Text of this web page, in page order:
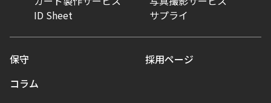
ID Sheet
サプライ
保守
コラム
採用ページ